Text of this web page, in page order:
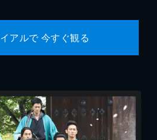
アルで 今すぐ観る